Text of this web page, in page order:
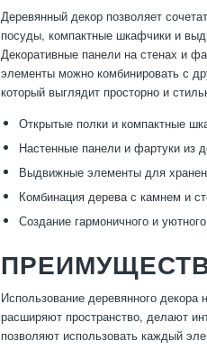
Деревянный декор позволяет
посуды, компактные шкафчики и
Декоративные панели на стенах и
элементы можно комбинировать с
который выглядит просторно и
Открытые полки и компактные
Настенные панели и фартуки из
Выдвижные элементы для
Комбинация дерева с камнем и
Создание гармоничного и
Использование деревянного декора
расширяют пространство, делают
позволяют использовать каждый